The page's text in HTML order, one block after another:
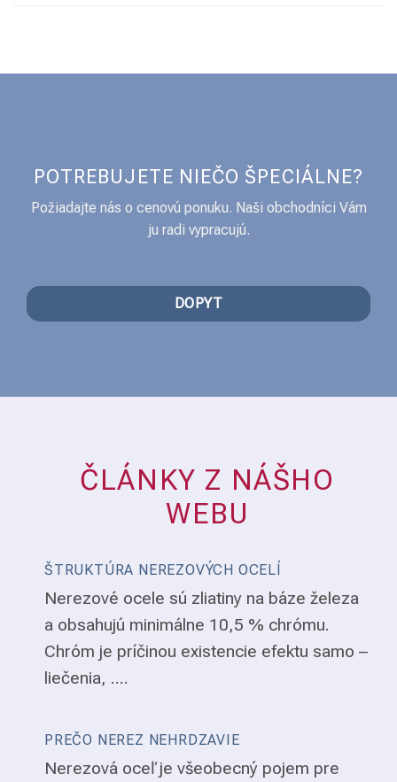
POTREBUJETE NIEČO ŠPECIÁLNE?
Požiadajte nás o cenovú ponuku. Naši obchodníci Vám
ju radi vypracujú.
DOPYT
ČLÁNKY Z NÁŠHO
WEBU
ŠTRUKTÚRA NEREZOVÝCH OCELÍ
Nerezové ocele sú zliatiny na báze železa
a obsahujú minimálne 10,5 % chrómu.
Chróm je príčinou existencie efektu samo –
liečenia, ....
PREČO NEREZ NEHRDZAVIE
Nerezová oceľ je všeobecný pojem pre